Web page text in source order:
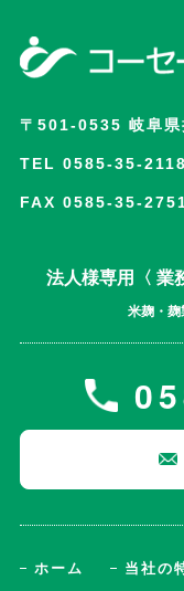
〒501-0535 岐阜県
TEL 0585-35-2118
FAX 0585-35-
法人様専用〈 業
米麹・麹
ホーム 当社の